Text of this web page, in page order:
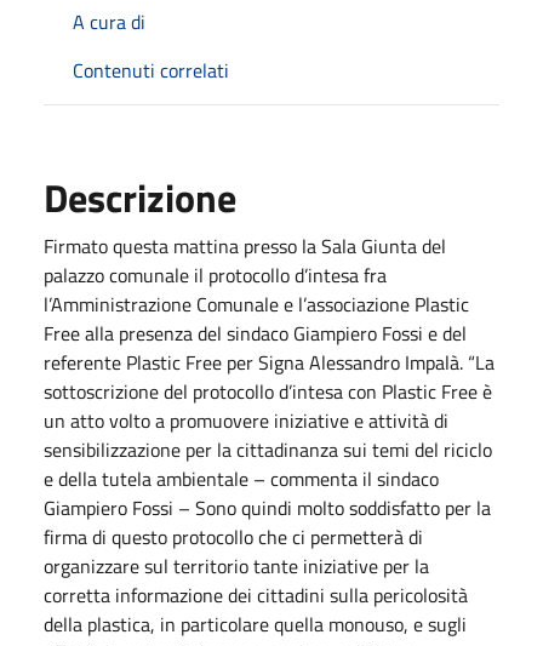
A cura di
Contenuti correlati
Descrizione
Firmatoquesta mattina presso la Sala Giunta del
palazzo comunale il protocollo d’intesa fra
l’Amministrazione Comunale e l’associazione Plastic
Free alla presenza del sindaco Giampiero Fossi e del
referente Plastic Free per Signa Alessandro Impalà. “La
sottoscrizione del protocollo d’intesa con Plastic Free è
un atto volto a promuovere iniziative e attività di
sensibilizzazione per la cittadinanza sui temi del riciclo
e della tutela ambientale – commenta il sindaco
Giampiero Fossi – Sono quindi molto soddisfatto per la
firma di questo protocollo che ci permetterà di
organizzare sul territorio tante iniziative per la
corretta informazione dei cittadini sulla pericolosità
della plastica, in particolare quella monouso, e sugli